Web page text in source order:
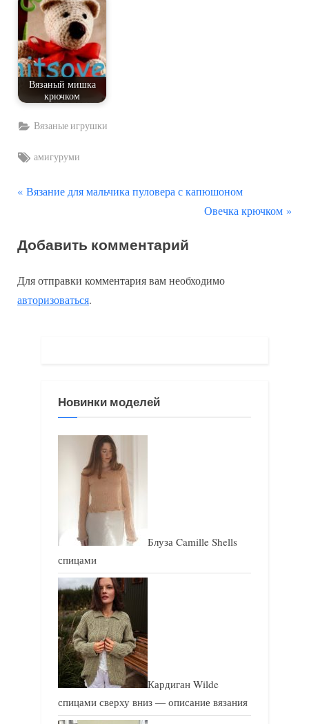
Вязаный мишка
крючком
Вязаные игрушки
Tags:
амигуруми
Навигация
записям
П
д
д
у
Вязание для мальчика пуловера с капюшоном
С
у
Овечка крючком
Добавить комментарий
Для отправки комментария вам необходимо
авторизоваться.
Новинки моделей
Блуза Camille Shells
спицами
Кардиган Wilde
спицами сверху вниз — описание вязания